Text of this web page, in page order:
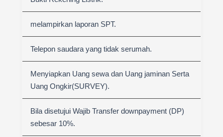
melampirkan laporan SPT.
Telepon saudara yang tidak serumah.
Menyiapkan Uang sewa dan Uang jaminan Serta
Uang Ongkir(SURVEY).
Bila disetujui Wajib Transfer downpayment (DP)
sebesar 10%.